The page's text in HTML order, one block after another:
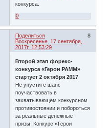
конкурса.
0
Поделиться
8
Воскресенье, 17 сентября,
2017г. 12:53:29
Второй этап форекс-
конкурса «Герои PAMM»
стартует 2 октября 2017
Не упустите шанс
поучаствовать в
захватывающем конкурсном
противостоянии и побороться
за реальные денежные
призы! Конкурс «Герои